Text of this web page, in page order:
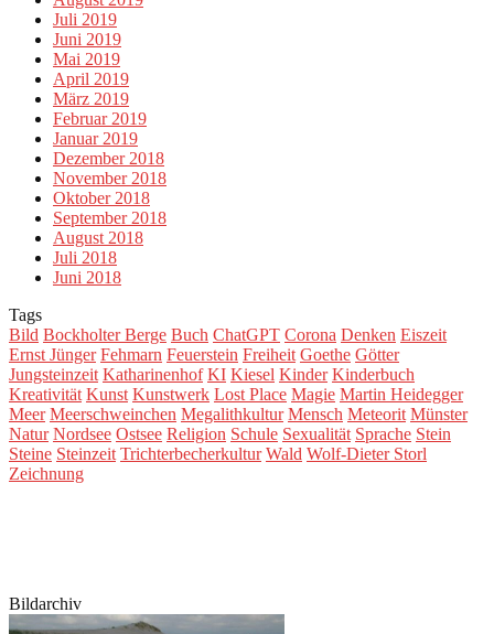
Juli 2019
Juni 2019
Mai 2019
April 2019
März 2019
Februar 2019
Januar 2019
Dezember 2018
November 2018
Oktober 2018
September 2018
August 2018
Juli 2018
Juni 2018
Tags
Bild Bockholter Berge Buch ChatGPT Corona Denken Eiszeit
Ernst Jünger Fehmarn Feuerstein Freiheit Goethe Götter
Jungsteinzeit Katharinenhof KI Kiesel Kinder Kinderbuch
Kreativität Kunst Kunstwerk Lost Place Magie Martin Heidegger
Meer Meerschweinchen Megalithkultur Mensch Meteorit Münster
Natur Nordsee Ostsee Religion Schule Sexualität Sprache Stein
Steine Steinzeit Trichterbecherkultur Wald Wolf-Dieter Storl
Zeichnung
Bildarchiv